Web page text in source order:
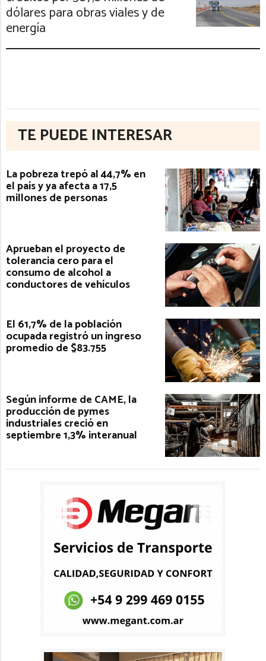
dólares para obras viales y de
energía
TE PUEDE INTERESAR
La pobreza trepó al 44,7% en
el país y ya afecta a 17,5
millones de personas
Aprueban el proyecto de
tolerancia cero para el
consumo de alcohol a
conductores de vehículos
El 61,7% de la población
ocupada registró un ingreso
promedio de $83.755
Según informe de CAME, la
producción de pymes
industriales creció en
septiembre 1,3% interanual